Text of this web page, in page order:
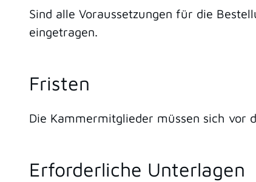
Sind alle Voraussetzungen für die
eingetragen.
Fristen
Die Kammermitglieder müssen sich vor
Erforderliche Unterlagen